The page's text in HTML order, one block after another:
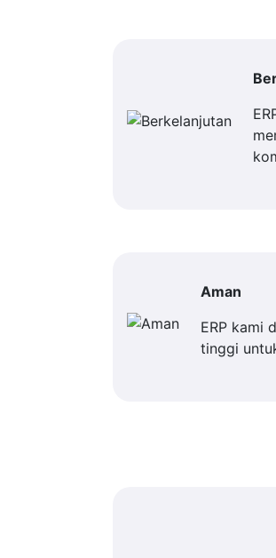
Aman
ERP kami
tinggi